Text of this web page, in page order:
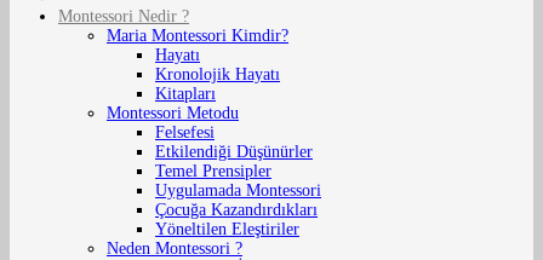
Montessori Nedir ?
Maria Montessori Kimdir?
Hayatı
Kronolojik Hayatı
Kitapları
Montessori Metodu
Felsefesi
Etkilendiği Düşünürler
Temel Prensipler
Uygulamada Montessori
Çocuğa Kazandırdıkları
Yöneltilen Eleştiriler
Neden Montessori ?